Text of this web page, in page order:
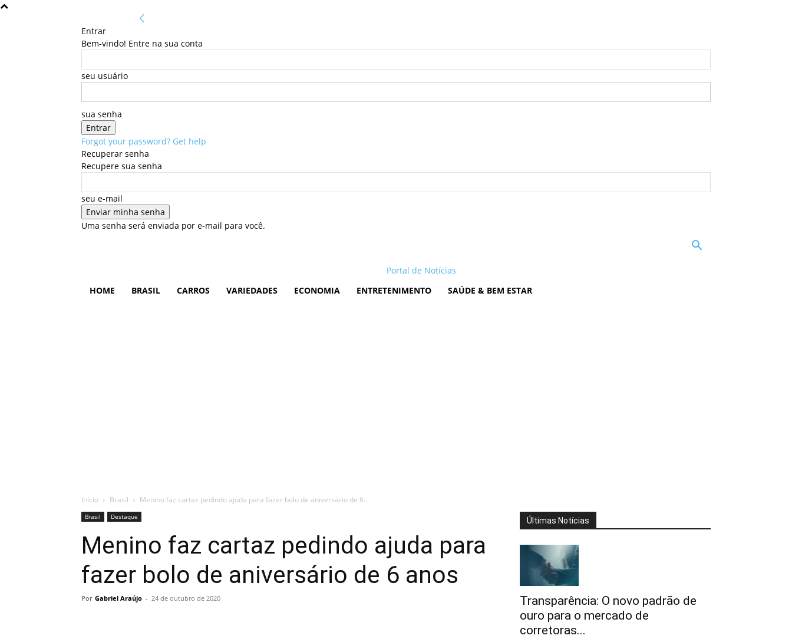
Entrar
Bem-vindo! Entre na sua conta
seu usuário
sua senha
Forgot your password? Get help
Recuperar senha
Recupere sua senha
seu e-mail
Uma senha será enviada por e-mail para você.
Portal de Notícias
HOME
BRASIL CARROS VARIEDADES ECONOMIA ENTRETENIMENTO SAÚDE & BEM ESTAR
Início Brasil Menino faz cartaz pedindo ajuda para fazer bolo de aniversário de 6...
Brasil Destaque
Menino faz cartaz pedindo ajuda para
fazer bolo de aniversário de 6 anos
Por Gabriel Araújo - 24 de outubro de 2020
Últimas Notícias
Transparência: O novo padrão de
ouro para o mercado de
corretoras...